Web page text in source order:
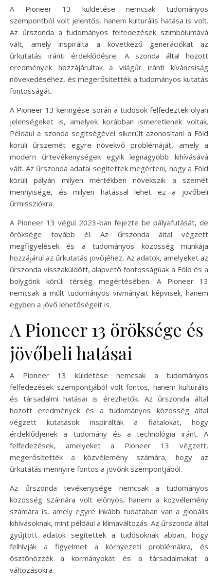
A Pioneer 13 küldetése nemcsak tudományos
szempontból volt jelentős, hanem kulturális hatása is volt.
Az űrszonda a tudományos felfedezések szimbólumává
vált, amely inspirálta a következő generációkat az
űrkutatás iránti érdeklődésre. A szonda által hozott
eredmények hozzájárultak a világűr iránti kíváncsiság
növekedéséhez, és megerősítették a tudományos kutatás
fontosságát.
A Pioneer 13 keringése során a tudósok felfedeztek olyan
jelenségeket is, amelyek korábban ismeretlenek voltak.
Például a szonda segítségével sikerült azonosítani a Föld
körüli űrszemét egyre növekvő problémáját, amely a
modern űrtevékenységek egyik legnagyobb kihívásává
vált. Az űrszonda adatai segítettek megérteni, hogy a Föld
körüli pályán milyen mértékben növekszik a szemét
mennyisége, és milyen hatással lehet ez a jövőbeli
űrmissziókra.
A Pioneer 13 végül 2023-ban fejezte be pályafutását, de
öröksége tovább él. Az űrszonda által végzett
megfigyelések és a tudományos közösség munkája
hozzájárul az űrkutatás jövőjéhez. Az adatok, amelyeket az
űrszonda visszaküldött, alapvető fontosságúak a Föld és a
bolygónk körüli térség megértésében. A Pioneer 13
nemcsak a múlt tudományos vívmányait képviseli, hanem
egyben a jövő lehetőségeit is.
A Pioneer 13 öröksége és
jövőbeli hatásai
A Pioneer 13 küldetése nemcsak a tudományos
felfedezések szempontjából volt fontos, hanem kulturális
és társadalmi hatásai is érezhetők. Az űrszonda által
hozott eredmények és a tudományos közösség által
végzett kutatások inspirálták a fiatalokat, hogy
érdeklődjenek a tudomány és a technológia iránt. A
felfedezések, amelyeket a Pioneer 13 végzett,
megerősítették a közvélemény számára, hogy az
űrkutatás mennyire fontos a jövőnk szempontjából.
Az űrszonda tevékenysége nemcsak a tudományos
közösség számára volt előnyös, hanem a közvélemény
számára is, amely egyre inkább tudatában van a globális
kihívásoknak, mint például a klímaváltozás. Az űrszonda által
gyűjtött adatok segítettek a tudósoknak abban, hogy
felhívják a figyelmet a környezeti problémákra, és
ösztönözzék a kormányokat és a társadalmakat a
változásokra.